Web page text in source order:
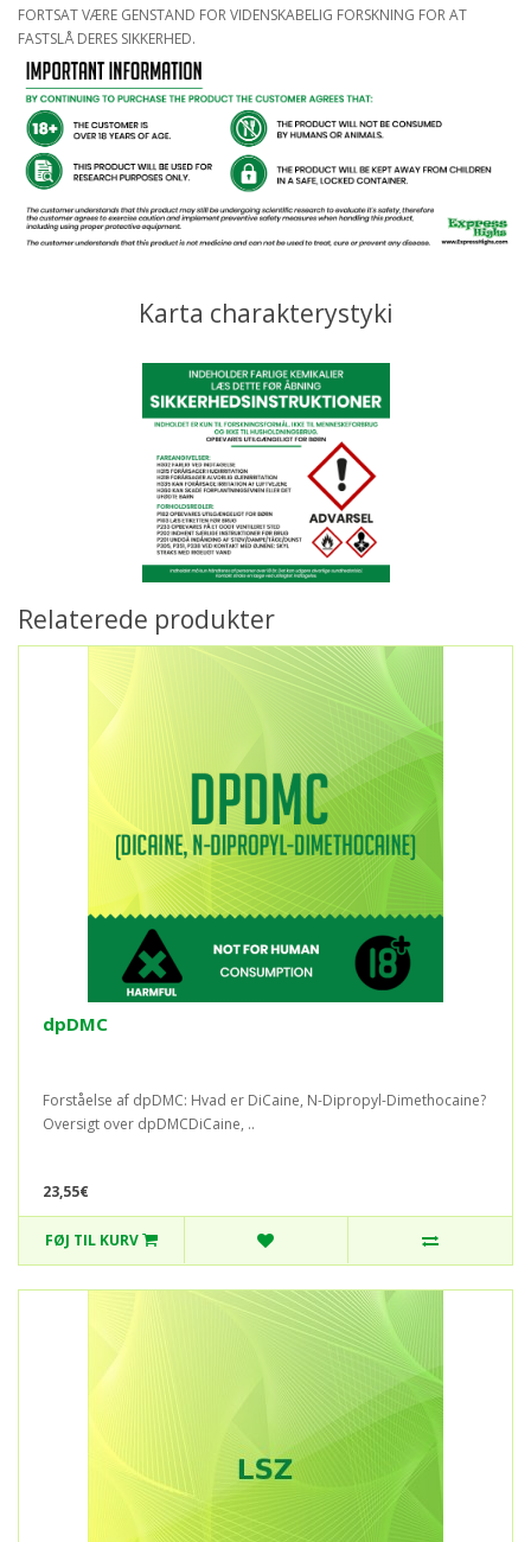
FORTSAT VÆRE GENSTAND FOR VIDENSKABELIG FORSKNING FOR AT
FASTSLÅ DERES SIKKERHED.
Karta charakterystyki
Relaterede produkter
dpDMC
Forståelse af dpDMC: Hvad er DiCaine, N-Dipropyl-Dimethocaine?
Oversigt over dpDMCDiCaine, ..
23,55€
FØJ TIL KURV